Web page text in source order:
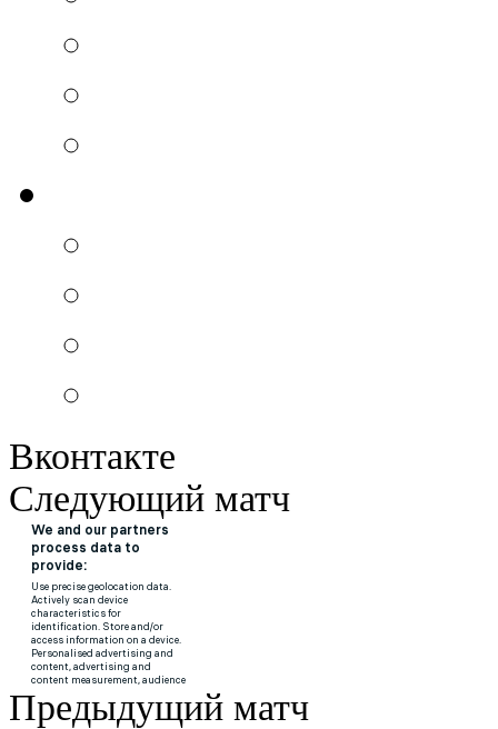
Вконтакте
Следующий матч
Предыдущий матч